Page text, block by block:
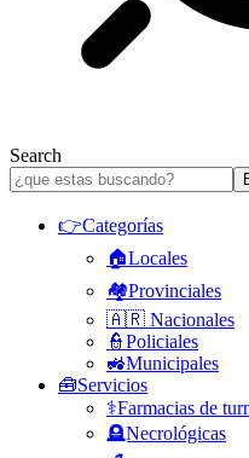
Search
👉Categorías
🏠Locales
🏘️Provinciales
🇦🇷 Nacionales
👮Policiales
🚜Municipales
🧰Servicios
⚕️Farmacias de
🪦Necrológicas